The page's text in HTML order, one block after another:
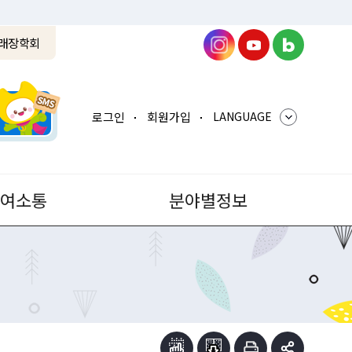
장학회
로그인 회원가입 LANGUAGE
소통 분야별정보